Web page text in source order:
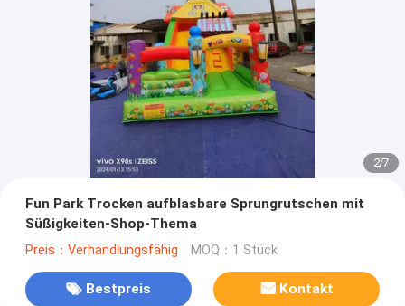
2/7
Fun Park Trocken aufblasbare Sprungrutschen mit
Süßigkeiten-Shop-Thema
Preis：Verhandlungsfähig MOQ：1 Stück
Bestpreis Kontakt